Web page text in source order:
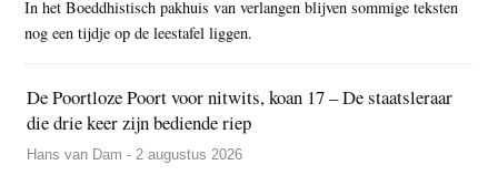
In het Boeddhistisch pakhuis van verlangen blijven sommige teksten
nog een tijdje op de leestafel liggen.
De Poortloze Poort voor nitwits, koan 17 – De staatsleraar
die drie keer zijn bediende riep
Hans van Dam - 2 augustus 2026